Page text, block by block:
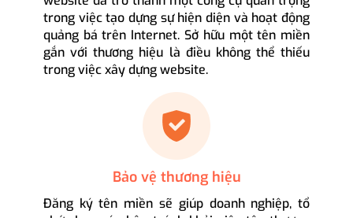
trong việc tạo dựng sự hiện diện và hoạt động
quảng bá trên Internet. Sở hữu một tên miền
gắn với thương hiệu là điều không thể thiếu
trong việc xây dựng website.
Bảo vệ thương hiệu
Đăng ký tên miền sẽ giúp doanh nghiệp, tổ